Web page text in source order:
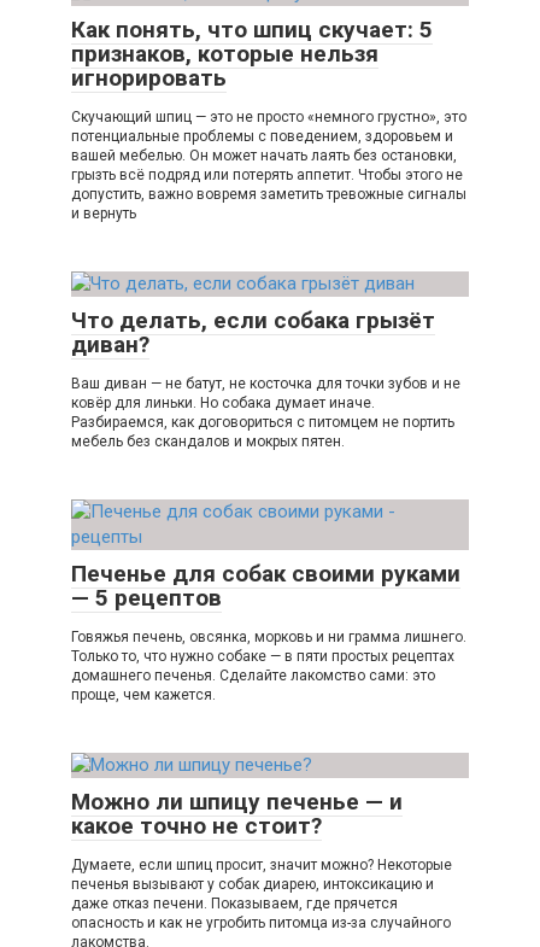
Как понять, что шпиц скучает: 5
признаков, которые нельзя
игнорировать
Скучающий шпиц — это не просто «немного грустно», это
потенциальные проблемы с поведением, здоровьем и
вашей мебелью. Он может начать лаять без остановки,
грызть всё подряд или потерять аппетит. Чтобы этого не
допустить, важно вовремя заметить тревожные сигналы
и вернуть
Что делать, если собака грызёт
диван?
Ваш диван — не батут, не косточка для точки зубов и не
ковёр для линьки. Но собака думает иначе.
Разбираемся, как договориться с питомцем не портить
мебель без скандалов и мокрых пятен.
Печенье для собак своими руками
— 5 рецептов
Говяжья печень, овсянка, морковь и ни грамма лишнего.
Только то, что нужно собаке — в пяти простых рецептах
домашнего печенья. Сделайте лакомство сами: это
проще, чем кажется.
Можно ли шпицу печенье — и
какое точно не стоит?
Думаете, если шпиц просит, значит можно? Некоторые
печенья вызывают у собак диарею, интоксикацию и
даже отказ печени. Показываем, где прячется
опасность и как не угробить питомца из-за случайного
лакомства.